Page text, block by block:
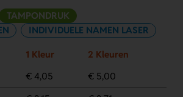
TAMPONDRUK
INDIVIDUELE NAMEN LASER
1 Kleur
2 Kleuren
€ 4,05
€ 5,00